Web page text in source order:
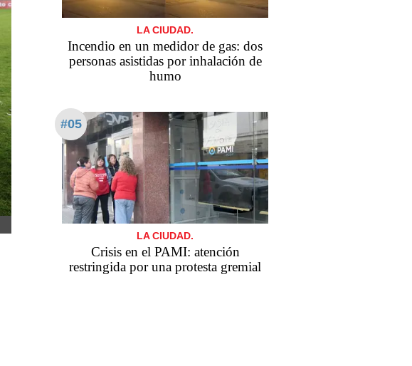
LA CIUDAD.
Incendio en un medidor de gas: dos
personas asistidas por inhalación de
humo
#05
LA CIUDAD.
Crisis en el PAMI: atención
restringida por una protesta gremial